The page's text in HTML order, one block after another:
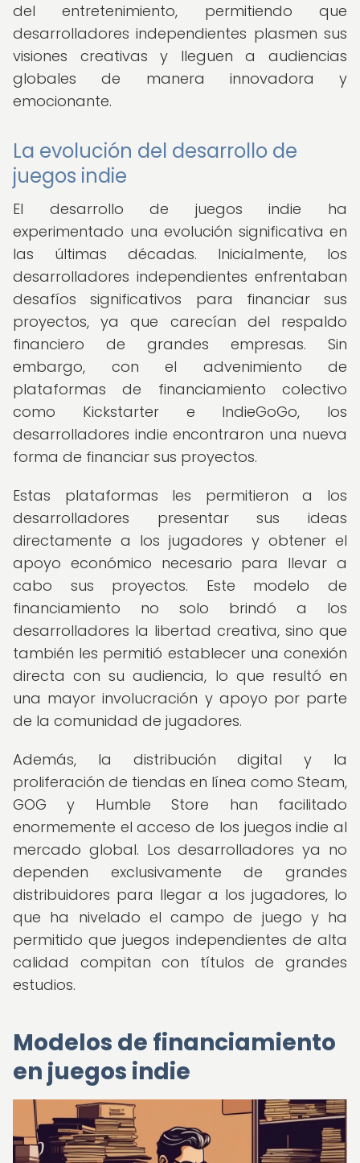
del entretenimiento, permitiendo que
desarrolladores independientes plasmen sus
visiones creativas y lleguen a audiencias
globales de manera innovadora y
emocionante.
La evolución del desarrollo de
juegos indie
El desarrollo de juegos indie ha
experimentado una evolución significativa en
las últimas décadas. Inicialmente, los
desarrolladores independientes enfrentaban
desafíos significativos para financiar sus
proyectos, ya que carecían del respaldo
financiero de grandes empresas. Sin
embargo, con el advenimiento de
plataformas de financiamiento colectivo
como Kickstarter e IndieGoGo, los
desarrolladores indie encontraron una nueva
forma de financiar sus proyectos.
Estas plataformas les permitieron a los
desarrolladores presentar sus ideas
directamente a los jugadores y obtener el
apoyo económico necesario para llevar a
cabo sus proyectos. Este modelo de
financiamiento no solo brindó a los
desarrolladores la libertad creativa, sino que
también les permitió establecer una conexión
directa con su audiencia, lo que resultó en
una mayor involucración y apoyo por parte
de la comunidad de jugadores.
Además, la distribución digital y la
proliferación de tiendas en línea como Steam,
GOG y Humble Store han facilitado
enormemente el acceso de los juegos indie al
mercado global. Los desarrolladores ya no
dependen exclusivamente de grandes
distribuidores para llegar a los jugadores, lo
que ha nivelado el campo de juego y ha
permitido que juegos independientes de alta
calidad compitan con títulos de grandes
estudios.
Modelos de financiamiento
en juegos indie